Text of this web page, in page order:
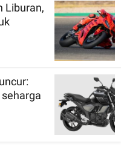
Liburan,
seharga